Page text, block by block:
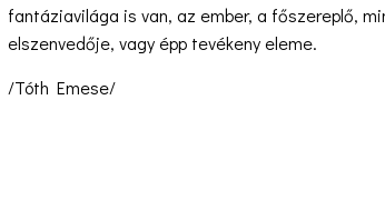
fantáziavilága is van, az ember, a főszereplő,
elszenvedője, vagy épp tevékeny eleme.
/Tóth Emese/